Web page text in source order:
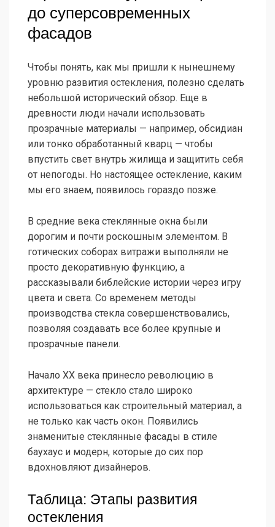
до суперсовременных
фасадов
Чтобы понять, как мы пришли к нынешнему
уровню развития остекления, полезно сделать
небольшой исторический обзор. Еще в
древности люди начали использовать
прозрачные материалы — например, обсидиан
или тонко обработанный кварц — чтобы
впустить свет внутрь жилища и защитить себя
от непогоды. Но настоящее остекление, каким
мы его знаем, появилось гораздо позже.
В средние века стеклянные окна были
дорогим и почти роскошным элементом. В
готических соборах витражи выполняли не
просто декоративную функцию, а
рассказывали библейские истории через игру
цвета и света. Со временем методы
производства стекла совершенствовались,
позволяя создавать все более крупные и
прозрачные панели.
Начало XX века принесло революцию в
архитектуре — стекло стало широко
использоваться как строительный материал, а
не только как часть окон. Появились
знаменитые стеклянные фасады в стиле
баухаус и модерн, которые до сих пор
вдохновляют дизайнеров.
Таблица: Этапы развития
остекления